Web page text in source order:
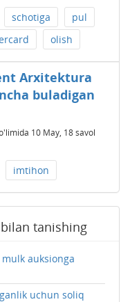
schotiga
pul
olish
Arxitektura
buladigan
10 May, 18 savol
imtihon
tanishing
mulk auksionga
uchun soliq